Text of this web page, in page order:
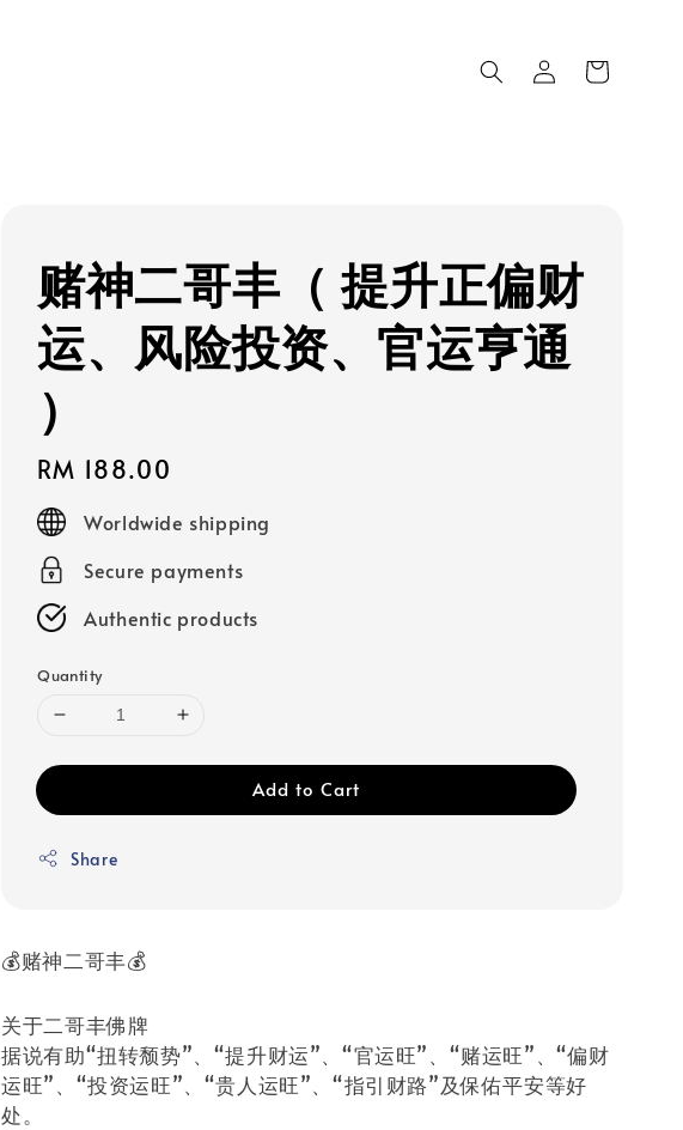
赌神二哥丰（ 提升正偏财
运、风险投资、官运亨通
）
Regular
price
RM 188.00
Worldwide shipping
Secure payments
Authentic products
Quantity
Add to Cart
Share
💰赌神二哥丰💰
关于二哥丰佛牌
据说有助“扭转颓势”、“提升财运”、“官运旺”、“赌运旺”、“偏财
运旺”、“投资运旺”、“贵人运旺”、“指引财路”及保佑平安等好
处。